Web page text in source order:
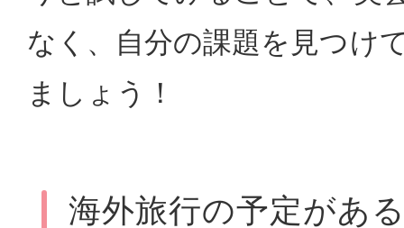
なく、自分の課題を見つけ
ましょう！
海外旅行の予定があ